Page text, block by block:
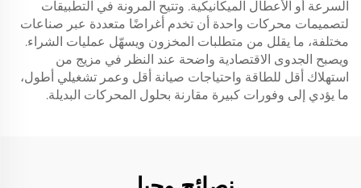
السرعة أو الأعطال الميكانيكية. وتتيح المرونة في التطبيقات
لتصميمات محركات واحدة أن تخدم أغراضًا متعددة عبر صناعات
مختلفة، ما يقلل من متطلبات المخزون ويسهّل عمليات الشراء.
ويصبح الجدوى الاقتصادية واضحة عند النظر في مزيج من
استهلاك أقل للطاقة واحتياجات صيانة أقل وعمر تشغيلي أطول،
ما يؤدي إلى وفورات كبيرة مقارنة بحلول المحركات البديلة.